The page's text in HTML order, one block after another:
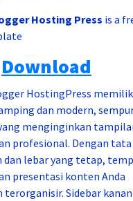
Hosting Press is a
Download
HostingPress
dan modern,
menginginkan
profesional. Dengan tata
dan lebar yang tetap,
presentasi konten Anda
terorganisir. Sidebar